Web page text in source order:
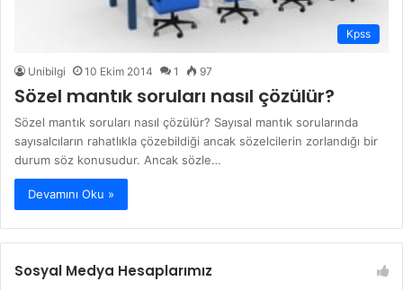
Kpss
Unibilgi 10 Ekim 2014 1 97
Sözel mantık soruları nasıl çözülür?
Sözel mantık soruları nasıl çözülür? Sayısal mantık sorularında
sayısalcıların rahatlıkla çözebildiği ancak sözelcilerin zorlandığı bir
durum söz konusudur. Ancak sözle…
Devamını Oku »
Sosyal Medya Hesaplarımız